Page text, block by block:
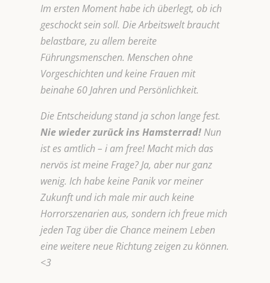
Im ersten Moment habe ich überlegt, ob ich
geschockt sein soll. Die Arbeitswelt braucht
belastbare, zu allem bereite
Führungsmenschen. Menschen ohne
Vorgeschichten und keine Frauen mit
beinahe 60 Jahren und Persönlichkeit.
Die Entscheidung stand ja schon lange fest.
Nie wieder zurück ins Hamsterrad! Nun
ist es amtlich – i am free! Macht mich das
nervös ist meine Frage? Ja, aber nur ganz
wenig. Ich habe keine Panik vor meiner
Zukunft und ich male mir auch keine
Horrorszenarien aus, sondern ich freue mich
jeden Tag über die Chance meinem Leben
eine weitere neue Richtung zeigen zu können.
<3